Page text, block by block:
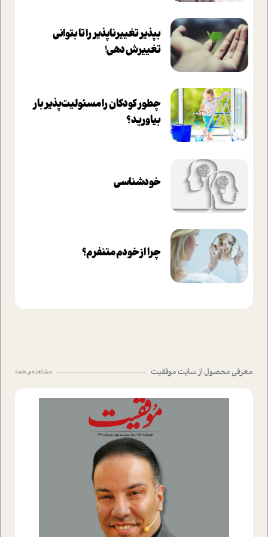
بپذير تغييرناپذير را تا بتواني
تغييرش دهي!‏
چطور کودکان را مسئولیت‌پذیر بار
بیاورید؟
خودشناسی
چرا از خودم متنفرم؟
معرفی محصول از سایت موفقیت مشاهده ی همه